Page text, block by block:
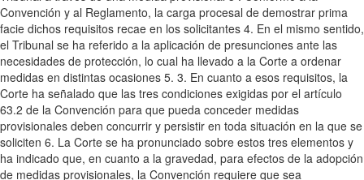
Convención y al Reglamento, la carga procesal de demostrar prima
facie dichos requisitos recae en los solicitantes 4. En el mismo sentido,
el Tribunal se ha referido a la aplicación de presunciones ante las
necesidades de protección, lo cual ha llevado a la Corte a ordenar
medidas en distintas ocasiones 5. 3. En cuanto a esos requisitos, la
Corte ha señalado que las tres condiciones exigidas por el artículo
63.2 de la Convención para que pueda conceder medidas
provisionales deben concurrir y persistir en toda situación en la que se
soliciten 6. La Corte se ha pronunciado sobre estos tres elementos y
ha indicado que, en cuanto a la gravedad, para efectos de la adopción
de medidas provisionales, la Convención requiere que sea